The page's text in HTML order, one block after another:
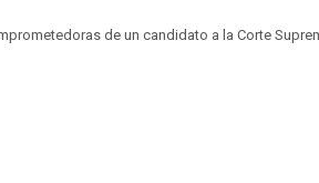
de un candidato a la Corte